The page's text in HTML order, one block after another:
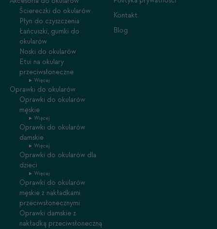
Ściereczki do okularów
Płyn do czyszczenia
Łańcuszki, gumki do
okularów
Noski do okularów
Etui na okulary
przeciwsłoneczne
Więcej
Oprawki do okularów
Oprawki do okularów
męskie
Więcej
Oprawki do okularów
damskie
Więcej
Oprawki do okularów dla
dzieci
Więcej
Oprawki do okularów
męskie z nakładkami
przeciwsłonecznymi
Oprawki damskie z
nakładką przeciwsłoneczną
Kontakt
Blog